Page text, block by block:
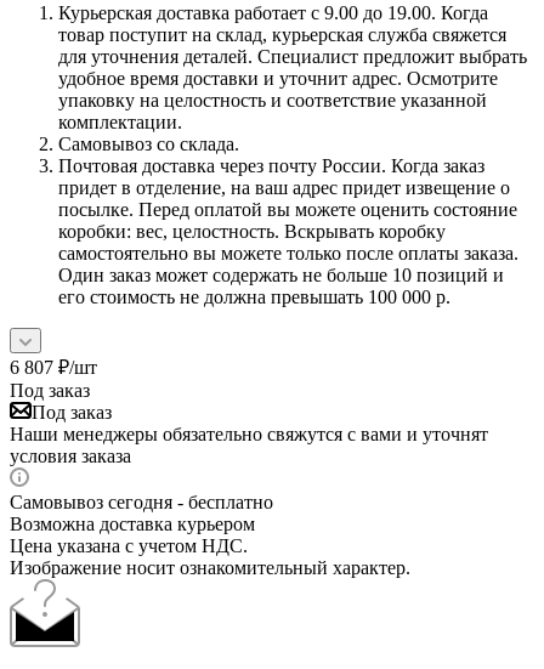
Курьерская доставка работает с 9.00 до 19.00. Когда
товар поступит на склад, курьерская служба свяжется
для уточнения деталей. Специалист предложит выбрать
удобное время доставки и уточнит адрес. Осмотрите
упаковку на целостность и соответствие указанной
комплектации.
Самовывоз со склада.
Почтовая доставка через почту России. Когда заказ
придет в отделение, на ваш адрес придет извещение о
посылке. Перед оплатой вы можете оценить состояние
коробки: вес, целостность. Вскрывать коробку
самостоятельно вы можете только после оплаты заказа.
Один заказ может содержать не больше 10 позиций и
его стоимость не должна превышать 100 000 р.
6 807 ₽/шт
Под заказ
Под заказ
Наши менеджеры обязательно свяжутся с вами и уточнят
условия заказа
Самовывоз сегодня - бесплатно
Возможна доставка курьером
Цена указана с учетом НДС.
Изображение носит ознакомительный характер.